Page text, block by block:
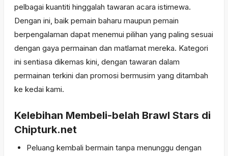
pelbagai kuantiti hinggalah tawaran acara istimewa.
Dengan ini, baik pemain baharu maupun pemain
berpengalaman dapat menemui pilihan yang paling sesuai
dengan gaya permainan dan matlamat mereka. Kategori
ini sentiasa dikemas kini, dengan tawaran dalam
permainan terkini dan promosi bermusim yang ditambah
ke kedai kami.
Kelebihan Membeli-belah Brawl Stars di
Chipturk.net
Peluang kembali bermain tanpa menunggu dengan